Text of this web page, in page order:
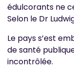
édulcorants ne
Selon le Dr
Le pays s’est
de santé
incontrôlée.